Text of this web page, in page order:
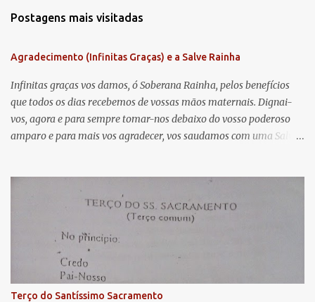
e
t
á
r
i
o
Postagens mais visitadas
Agradecimento (Infinitas Graças) e a Salve Rainha
Infinitas graças vos damos, ó Soberana Rainha, pelos benefícios
que todos os dias recebemos de vossas mãos maternais. Dignai-
vos, agora e para sempre tomar-nos debaixo do vosso poderoso
amparo e para mais vos agradecer, vos saudamos com uma Salve
lágrimas. Eia, pois, Advogada nossa, estes vossos olhos
misericordiosos a nós volvei, e depois deste desterro, mostrai-nos
Jesus. Bendito é o fruto do vosso ventre, ó clemente, ó piedosa, ó
doce e sempre Virgem Maria. Rogai por nós Santa Mãe de Deus.
Para que sejamos dignos das promessas de Cristo. Amém.
Terço do Santíssimo Sacramento